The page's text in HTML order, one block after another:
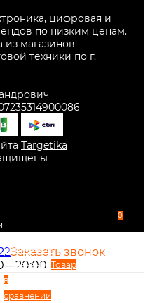
цифровая и
по низким ценам.
из магазинов
техники по г.
Targetika
Избранное
Сравнение Товар
в
сравнении
0
Заказать звонок